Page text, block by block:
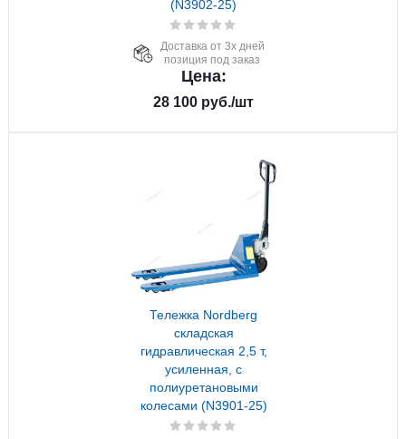
(N3902-25)
Доставка от 3х дней
позиция под заказ
Цена:
28 100 руб./шт
Тележка Nordberg
складская
гидравлическая 2,5 т,
усиленная, с
полиуретановыми
колесами (N3901-25)